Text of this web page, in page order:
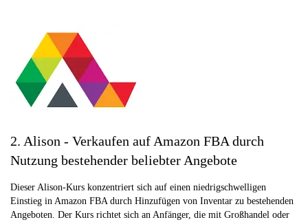
2. Alison - Verkaufen auf Amazon FBA durch
Nutzung bestehender beliebter Angebote
Dieser Alison-Kurs konzentriert sich auf einen niedrigschwelligen
Einstieg in Amazon FBA durch Hinzufügen von Inventar zu bestehenden
Angeboten. Der Kurs richtet sich an Anfänger, die mit Großhandel oder